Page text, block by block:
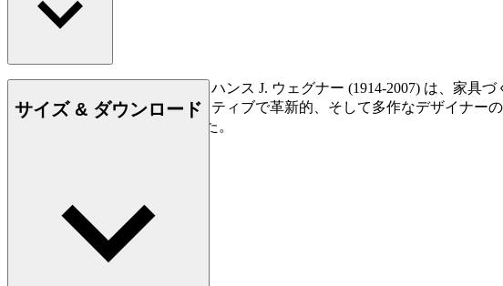
デンマークの家具デザイナー、ハンス J. ウェグナー (1914-2007) は、家
られており、史上最もクリエイティブで革新的、そして多作なデザイナ
500点もの椅子を創り出しました。
サイズ & ダウンロード